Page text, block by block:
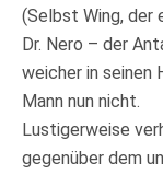
(Selbst Wing, der
Dr. Nero – der
weicher in seinen
Mann nun nicht.
Lustigerweise
gegenüber dem